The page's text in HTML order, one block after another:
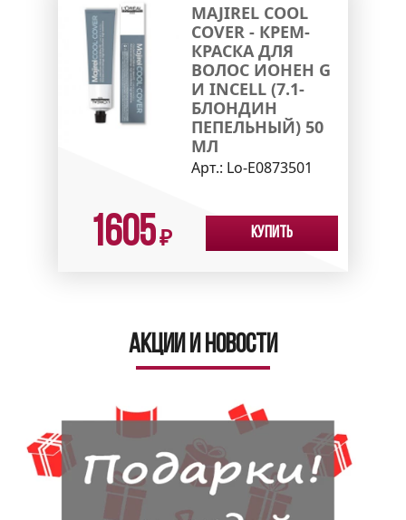
MAJIREL COOL
COVER - КРЕМ-
КРАСКА ДЛЯ
ВОЛОС ИОНЕН G
И INCELL (7.1-
БЛОНДИН
ПЕПЕЛЬНЫЙ) 50
МЛ
Арт.: Lo-E0873501
1605₽ Купить
Акции и новости